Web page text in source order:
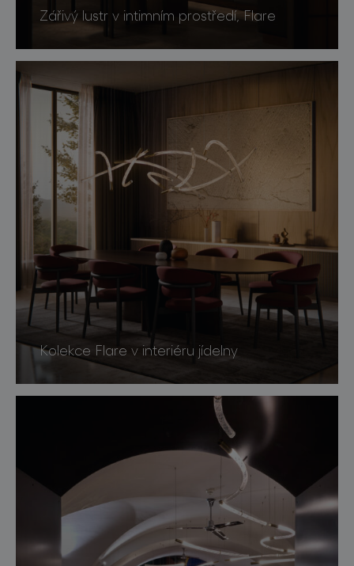
Zářivý lustr v intimním prostředí, Flare
Kolekce Flare v interiéru jídelny